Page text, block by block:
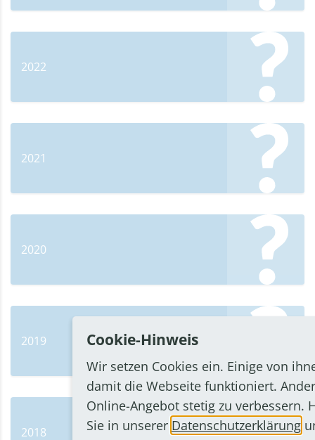
2022
2021
2020
2019
2018
Cookie-Hinweis
Wir setzen Cookies ein. Einige von
damit die Webseite funktioniert.
Online-Angebot stetig zu verbessern.
Sie in unserer Datenschutzerklärung